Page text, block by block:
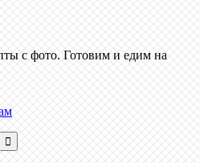
с фото. Готовим и едим на